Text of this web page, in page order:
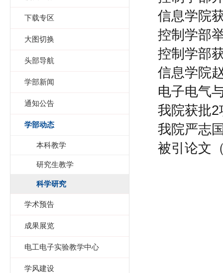
下载专区
大图切换
头部导航
学部新闻
通知公告
学部动态
本科教学
研究生教学
科学研究
学术预告
成果展览
电工电子实验教学中心
学风建设
信息学院
控制学部
控制学部
信息学院
电子电气
我院获批
我院严志
被引论文